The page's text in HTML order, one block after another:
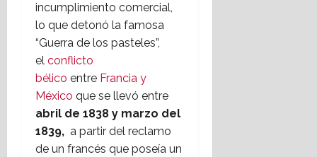
incumplimiento comercial,
lo que detonó la famosa
“Guerra de los pasteles”,
el conflicto
bélico entre Francia y
México que se llevó entre
abril de 1838 y marzo del
1839, a partir del reclamo
de un francés que poseía un